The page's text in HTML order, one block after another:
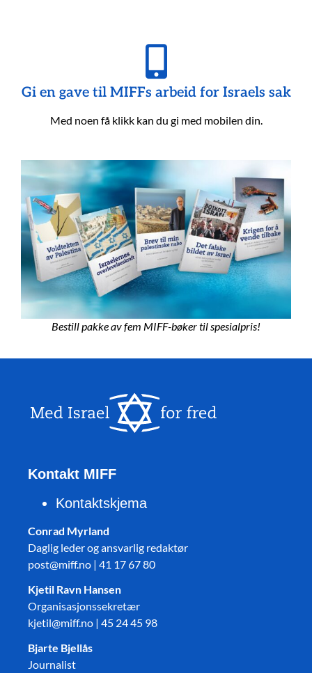
Gi en gave til MIFFs arbeid for Israels sak
Med noen få klikk kan du gi med mobilen din.
Bestill pakke av fem MIFF-bøker til spesialpris!
Kontakt MIFF
Kontaktskjema
Conrad Myrland
Daglig leder og ansvarlig redaktør
post@miff.no | 41 17 67 80
Kjetil Ravn Hansen
Organisasjonssekretær
kjetil@miff.no | 45 24 45 98
Bjarte Bjellås
Journalist